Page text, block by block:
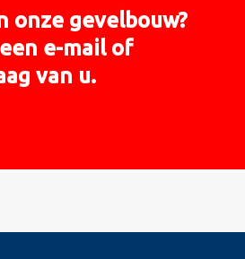
onze gevelbouw?
e-mail of
van u.